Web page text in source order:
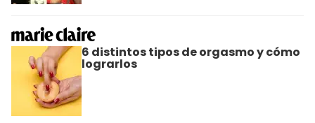
6 distintos tipos de orgasmo y cómo
lograrlos